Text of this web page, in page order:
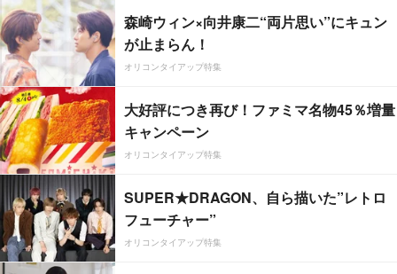
森崎ウィン×向井康二“両片思い”にキュン
が止まらん！
オリコンタイアップ特集
大好評につき再び！ファミマ名物45％増量
キャンペーン
オリコンタイアップ特集
SUPER★DRAGON、自ら描いた”レトロ
フューチャー”
オリコンタイアップ特集